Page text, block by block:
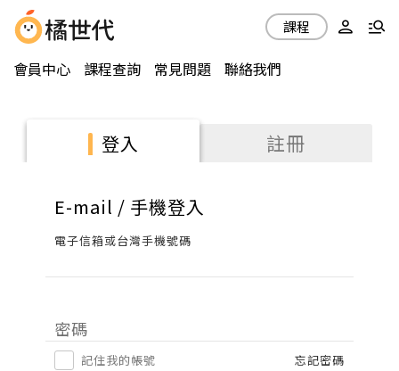
會員中心 課程查詢 常見問題 聯絡我們
課程
登入 註冊
E-mail / 手機登入
電子信箱或台灣手機號碼
密碼
記住我的帳號
忘記密碼